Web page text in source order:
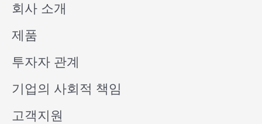
회사 소개
제품
투자자 관계
기업의 사회적 책임
고객지원